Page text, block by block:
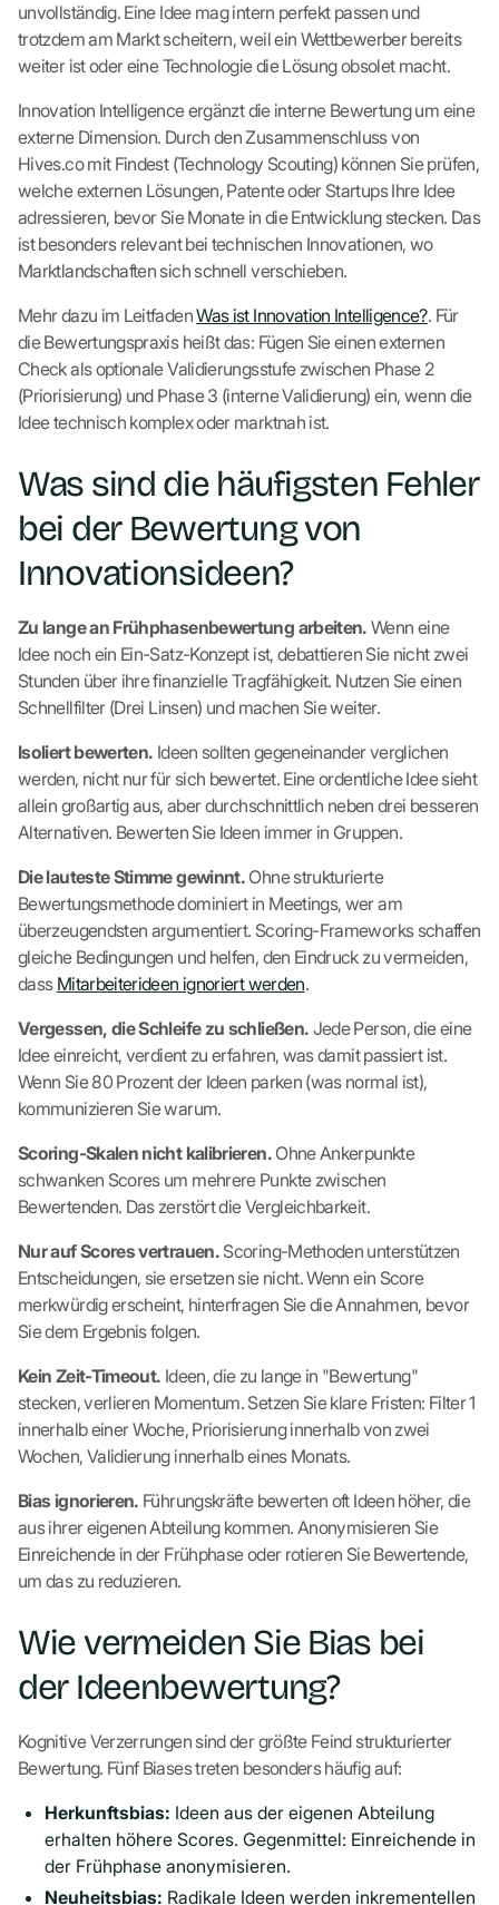
unvollständig. Eine Idee mag intern perfekt passen und
trotzdem am Markt scheitern, weil ein Wettbewerber bereits
weiter ist oder eine Technologie die Lösung obsolet macht.
Innovation Intelligence ergänzt die interne Bewertung um eine
externe Dimension. Durch den Zusammenschluss von
Hives.co mit Findest (Technology Scouting) können Sie prüfen,
welche externen Lösungen, Patente oder Startups Ihre Idee
adressieren, bevor Sie Monate in die Entwicklung stecken. Das
ist besonders relevant bei technischen Innovationen, wo
Marktlandschaften sich schnell verschieben.
Mehr dazu im LeitfadenWas ist Innovation Intelligence?. Für
die Bewertungspraxis heißt das: Fügen Sie einen externen
Check als optionale Validierungsstufe zwischen Phase 2
(Priorisierung) und Phase 3 (interne Validierung) ein, wenn die
Idee technisch komplex oder marktnah ist.
Was sind die häufigsten Fehler
bei der Bewertung von
Innovationsideen?
Zu lange an Frühphasenbewertung arbeiten. Wenn eine
Idee noch ein Ein-Satz-Konzept ist, debattieren Sie nicht zwei
Stunden über ihre finanzielle Tragfähigkeit. Nutzen Sie einen
Schnellfilter (Drei Linsen) und machen Sie weiter.
Isoliert bewerten. Ideen sollten gegeneinander verglichen
werden, nicht nur für sich bewertet. Eine ordentliche Idee sieht
allein großartig aus, aber durchschnittlich neben drei besseren
Alternativen. Bewerten Sie Ideen immer in Gruppen.
Die lauteste Stimme gewinnt.Ohne strukturierte
Bewertungsmethode dominiert in Meetings, wer am
überzeugendsten argumentiert. Scoring-Frameworks schaffen
gleiche Bedingungen und helfen, den Eindruck zu vermeiden,
dass Mitarbeiterideen ignoriert werden.
Vergessen, die Schleife zu schließen. Jede Person, die eine
Idee einreicht, verdient zu erfahren, was damit passiert ist.
Wenn Sie 80 Prozent der Ideen parken (was normal ist),
kommunizieren Sie warum.
Scoring-Skalen nicht kalibrieren.Ohne Ankerpunkte
schwanken Scores um mehrere Punkte zwischen
Bewertenden. Das zerstört die Vergleichbarkeit.
Nur auf Scores vertrauen. Scoring-Methoden unterstützen
Entscheidungen, sie ersetzen sie nicht. Wenn ein Score
merkwürdig erscheint, hinterfragen Sie die Annahmen, bevor
Sie dem Ergebnis folgen.
Kein Zeit-Timeout. Ideen, die zu lange in "Bewertung"
stecken, verlieren Momentum. Setzen Sie klare Fristen: Filter 1
innerhalb einer Woche, Priorisierung innerhalb von zwei
Wochen, Validierung innerhalb eines Monats.
Bias ignorieren. Führungskräfte bewerten oft Ideen höher, die
aus ihrer eigenen Abteilung kommen. Anonymisieren Sie
Einreichende in der Frühphase oder rotieren Sie Bewertende,
um das zu reduzieren.
Wie vermeiden Sie Bias bei
der Ideenbewertung?
Kognitive Verzerrungen sind der größte Feind strukturierter
Bewertung. Fünf Biases treten besonders häufig auf:
Herkunftsbias: Ideen aus der eigenen Abteilung
erhalten höhere Scores. Gegenmittel: Einreichende in
der Frühphase anonymisieren.
Neuheitsbias: Radikale Ideen werden inkrementellen